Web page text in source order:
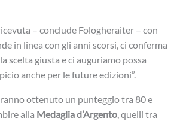
– conclude Fologheraiter – con
in linea con gli anni scorsi, ci conferma
scelta giusta e ci auguriamo possa
anche per le future edizioni”.
ottenuto un punteggio tra 80 e
alla Medaglia d’Argento, quelli tra